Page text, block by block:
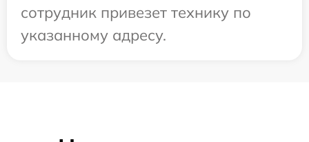
сотрудник привезет технику по
указанному адресу.